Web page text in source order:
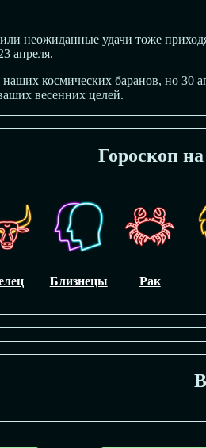
неожиданные удачи тоже
апреля.
космических баранов, но 30
весенних целей.
Гороскоп
Близнецы Рак